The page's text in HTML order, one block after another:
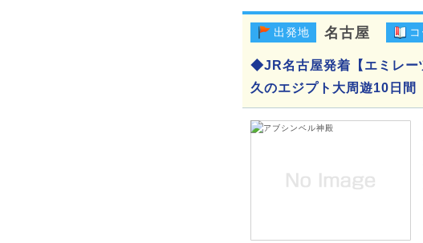
出発地 名古屋
◆JR名古屋発着【エミレー
久のエジプト大周遊10日間